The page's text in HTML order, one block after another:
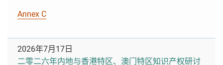
Annex C
2026年7月17日
二零二六年内地与香港特区、澳门特区知识产权研讨